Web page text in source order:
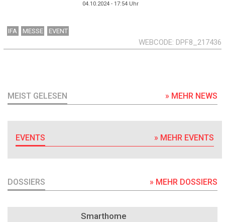
04.10.2024 - 17:54Uhr
IFA MESSE EVENT
WEBCODE DPF8_217436
MEIST GELESEN » MEHR NEWS
EVENTS » MEHR EVENTS
DOSSIERS » MEHR DOSSIERS
Smarthome